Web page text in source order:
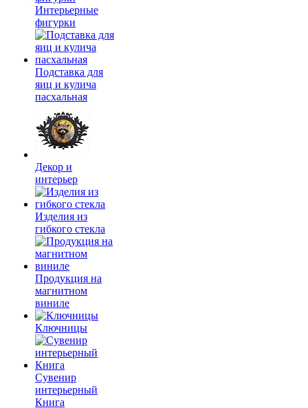
Интерьерные
фигурки
Подставка для
яиц и кулича
пасхальная
Декор и
интерьер
Изделия из
гибкого стекла
Продукция на
магнитном
виниле
Ключницы
Сувенир
интерьерный
Книга